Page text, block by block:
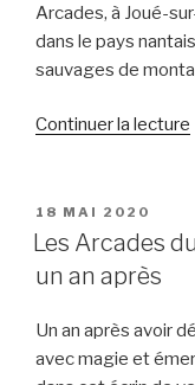
Arcades, à Joué-
dans le pays
sauvages de
Continuer la lecture
PUBLIÉ
LE
18 MAI 2020
Les Arcades
un an après
Un an après avoir
avec magie et